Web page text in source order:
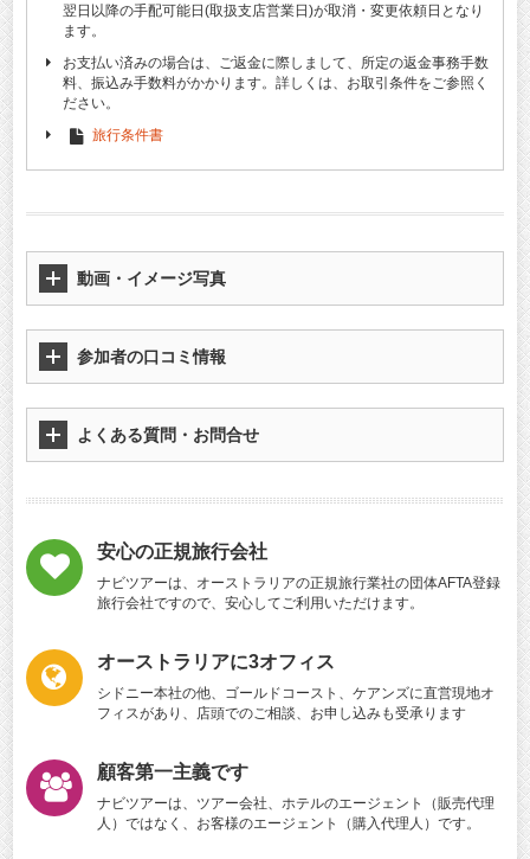
翌日以降の手配可能日(取扱支店営業日)が取消・変更依頼日となり
ます。
お支払い済みの場合は、ご返金に際しまして、所定の返金事務手数
料、振込み手数料がかかります。詳しくは、お取引条件をご参照く
ださい。
旅行条件書
動画・イメージ写真
参加者の口コミ情報
よくある質問・お問合せ
安心の正規旅行会社
ナビツアーは、オーストラリアの正規旅行業社の団体AFTA登録
旅行会社ですので、安心してご利用いただけます。
オーストラリアに3オフィス
シドニー本社の他、ゴールドコースト、ケアンズに直営現地オ
フィスがあり、店頭でのご相談、お申し込みも受承ります
顧客第一主義です
ナビツアーは、ツアー会社、ホテルのエージェント（販売代理
人）ではなく、お客様のエージェント（購入代理人）です。